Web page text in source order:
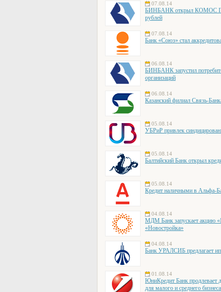
07.08.14
БИНБАНК открыл КОМОС
рублей
07.08.14
Банк «Союз» стал
06.08.14
БИНБАНК запустил
организаций
06.08.14
Казанский филиал Связь-
05.08.14
УБРиР привлек
05.08.14
Балтийский Банк открыл
05.08.14
Кредит наличными в Альфа-
04.08.14
МДМ Банк запускает акцию
«Новостройка»
04.08.14
Банк УРАЛСИБ предлагает
01.08.14
ЮниКредит Банк продлевает
для малого и среднего